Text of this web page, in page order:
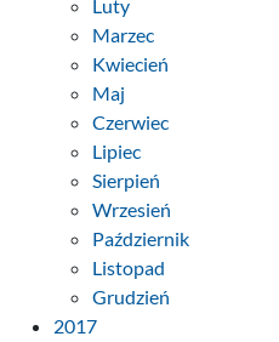
Luty
Marzec
Kwiecień
Maj
Czerwiec
Lipiec
Sierpień
Wrzesień
Październik
Listopad
Grudzień
2017